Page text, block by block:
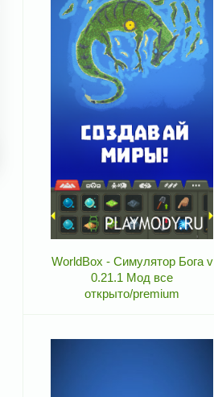
WorldBox - Симулятор Бога v
0.21.1 Мод все
открыто/premium